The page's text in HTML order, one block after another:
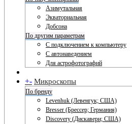
Азимутальная
Экваториальная
Добсона
По другим параметрам
С подключением к компьютеру
С автонаведением
Для астрофотографий
+- Микроскопы
По бренду
Levenhuk (Левенгук; США)
Bresser (Брессер; Германия)
Discovery (Дискавери; США)